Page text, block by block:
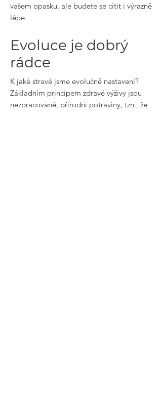
vašem opasku, ale budete se cítit i výrazně
lépe.
Evoluce je dobrý
rádce
K jaké stravě jsme evolučně nastavení?
Základním principem zdravé výživy jsou
nezpracované, přírodní potraviny, tzn., že